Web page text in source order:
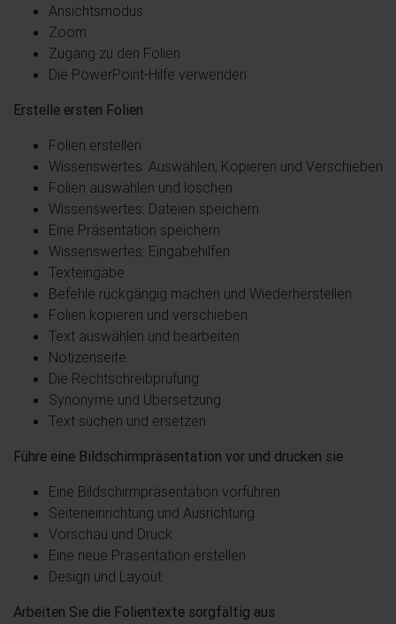
Ansichtsmodus
Zoom
Zugang zu den Folien
Die PowerPoint-Hilfe verwenden
Erstelle ersten Folien
Folien erstellen
Wissenswertes: Auswählen, Kopieren und Verschieben
Folien auswählen und löschen
Wissenswertes: Dateien speichern
Eine Präsentation speichern
Wissenswertes: Eingabehilfen
Texteingabe
Befehle rückgängig machen und Wiederherstellen
Folien kopieren und verschieben
Text auswählen und bearbeiten
Notizenseite
Die Rechtschreibprüfung
Synonyme und Übersetzung
Text suchen und ersetzen
Führe eine Bildschirmpräsentation vor und drucken sie
Eine Bildschirmpräsentation vorführen
Seiteneinrichtung und Ausrichtung
Vorschau und Druck
Eine neue Präsentation erstellen
Design und Layout
Arbeiten Sie die Folientexte sorgfältig aus